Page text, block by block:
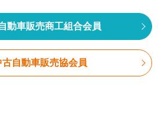
動車販売商工組合会員
自動車販売協会員